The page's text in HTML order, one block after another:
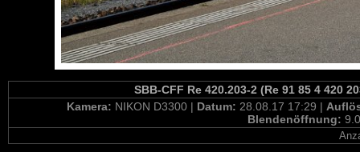
SBB-CFF Re 420.203-2 (Re 91 85 4 420
Kamera: NIKON D3300 | Datum: 28.08.17 17:29 |
Blendenöffnung: